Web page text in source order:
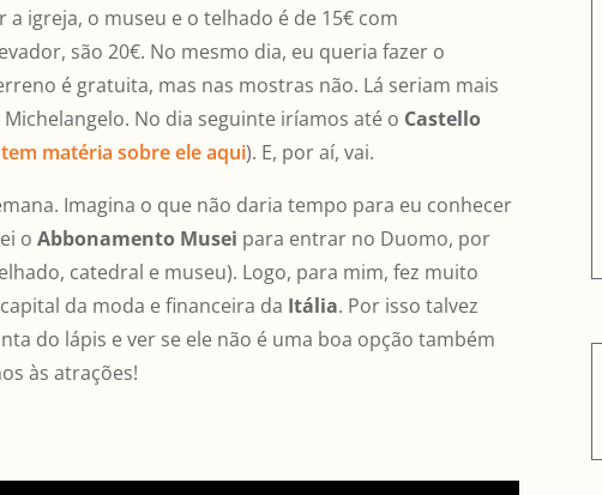
igreja, o museu e o telhado é de 15€ com
são 20€. No mesmo dia, eu queria fazer o
é gratuita, mas nas mostras não. Lá seriam mais
No dia seguinte iríamos até o Castello
matéria sobre ele aqui). E, por aí, vai.
Imagina o que não daria tempo para eu conhecer
o Abbonamento Musei para entrar no Duomo, por
catedral e museu). Logo, para mim, fez muito
da moda e financeira da Itália. Por isso talvez
do lápis e ver se ele não é uma boa opção também
às atrações!